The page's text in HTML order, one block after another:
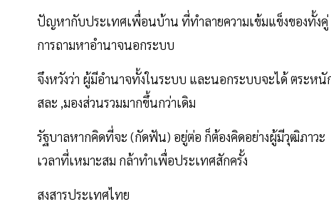
ปัญหากับประเทศเพื่อนบ้าน ที่ทำลายความเข้มแข็งของทั้ง
การถามหาอำนาจนอกระบบ
จึงหวังว่า ผู้มีอำนาจทั้งในระบบ และนอกระบบจะได้ ตระ
สละ ,มองส่วนรวมมากขึ้นกว่าเดิม
รัฐบาลหากคิดที่จะ (กัดฟัน) อยู่ต่อ ก็ต้องคิดอย่างผู้มีวุฒิภาว
เวลาที่เหมาะสม กล้าทำเพื่อประเทศสักครั้ง
สงสารประเทศไทย